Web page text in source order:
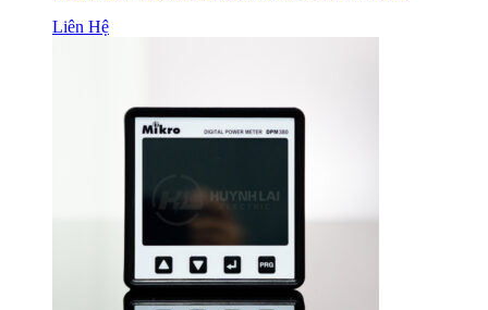
Liên Hệ